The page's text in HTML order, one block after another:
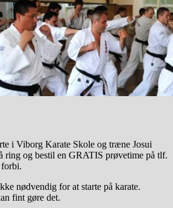
i Viborg Karate Skole og træne Josui
ring og bestil en GRATIS prøvetime på tlf.
nødvendig for at starte på karate.
fint gøre det.